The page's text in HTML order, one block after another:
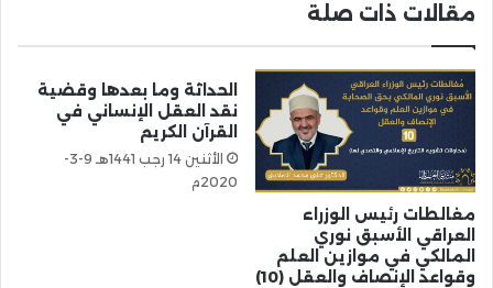
مقالات ذات صلة
مغالطات رئيس الوزراء
العراقي الأسبق نوري
المالكي في موازين العلم
وقواعد الإنصاف والعقل (10)
الحداثة وما بعدها وقضية
نقد العقل الإنساني في
القرآن الكريم
الأثنين 14 رجب 1441هـ 9-3-
2020م